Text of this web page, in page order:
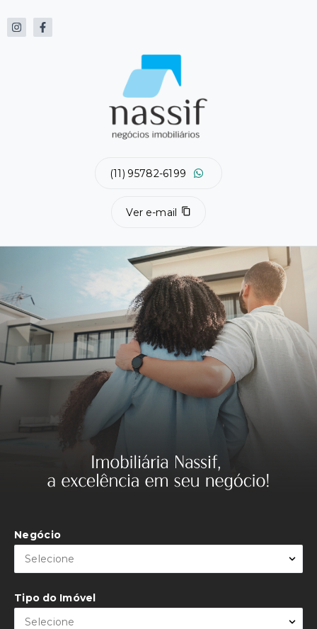
Ver e-mail
(11) 95782-6199
.
Negócio
Selecione
Tipo do Imóvel
Selecione